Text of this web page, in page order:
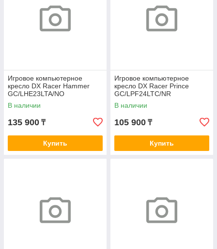
Игровое компьютерное
кресло DX Racer Hammer
GC/LHE23LTA/NO
В наличии
135 900 ₸
Купить
Игровое компьютерное
кресло DX Racer Prince
GC/LPF24LTC/NR
В наличии
105 900 ₸
Купить